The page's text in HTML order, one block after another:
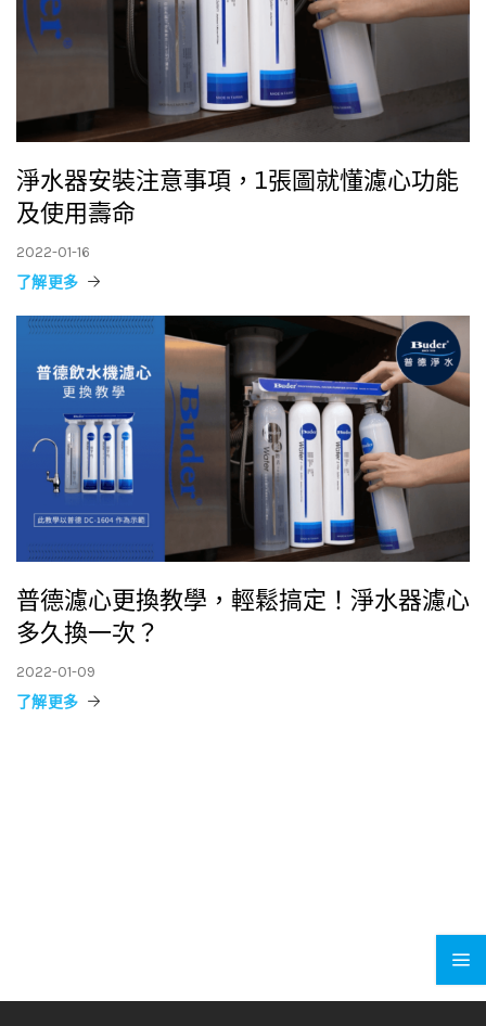
淨水器安裝注意事項，1張圖就懂濾心功能
及使用壽命
2022-01-16
了解更多
普德濾心更換教學，輕鬆搞定！淨水器濾心
多久換一次？
2022-01-09
了解更多